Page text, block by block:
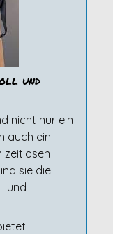
und
nicht nur ein
auch ein
zeitlosen
sie die
und